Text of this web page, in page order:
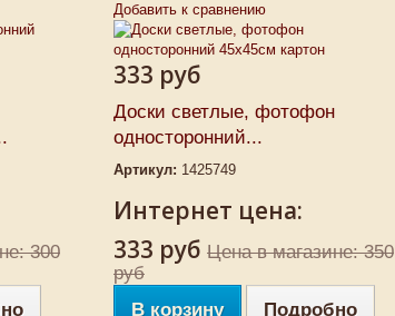
Добавить к сравнению
300
333 руб
Доски светлые, фотофон
односторонний...
Артикул: 1425749
Интернет цена:
333 руб Цена в магазине: 350
руб
В корзину
Подробно